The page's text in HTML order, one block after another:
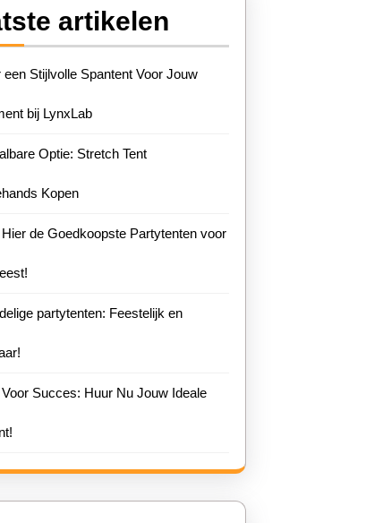
artikelen
een Stijlvolle Spantent Voor Jouw
bij LynxLab
Optie: Stretch Tent
Kopen
de Goedkoopste Partytenten voor
partytenten: Feestelijk en
Succes: Huur Nu Jouw Ideale